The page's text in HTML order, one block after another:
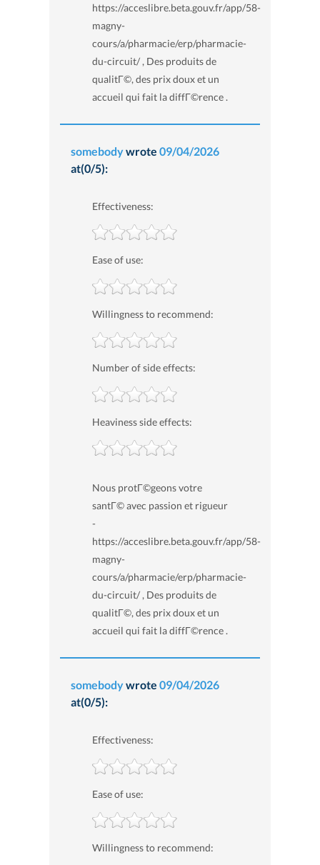
https://acceslibre.beta.gouv.fr/app/58-
magny-
cours/a/pharmacie/erp/pharmacie-
du-circuit/ , Des produits de
qualitГ©, des prix doux et un
accueil qui fait la diffГ©rence .
somebodywrote 09/04/2026
at(0/5):
Effectiveness:
Ease of use:
Willingness to recommend:
Number of side effects:
Heaviness side effects:
Nous protГ©geons votre
santГ© avec passion et rigueur
-
https://acceslibre.beta.gouv.fr/app/58-
magny-
cours/a/pharmacie/erp/pharmacie-
du-circuit/ , Des produits de
qualitГ©, des prix doux et un
accueil qui fait la diffГ©rence .
somebodywrote 09/04/2026
at(0/5):
Effectiveness:
Ease of use:
Willingness to recommend: